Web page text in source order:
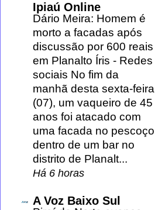
Ipiaú Online
Dário Meira: Homem é
morto a facadas após
discussão por 600 reais
em Planalto Íris - Redes
sociais No fim da
manhã desta sexta-feira
(07), um vaqueiro de 45
anos foi atacado com
uma facada no pescoço
dentro de um bar no
distrito de Planalt...
Há 6 horas
A Voz Baixo Sul